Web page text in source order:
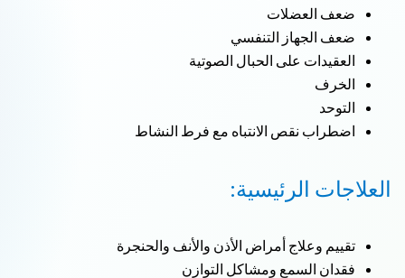
ضعف العضلات
ضعف الجهاز التنفسي
العقيدات على الحبال الصوتية
الخرف
التوحد
اضطراب نقص الانتباه مع فرط النشاط
العلاجات الرئيسية:
تقييم وعلاج أمراض الأذن والأنف والحنجرة
فقدان السمع ومشاكل التوازن